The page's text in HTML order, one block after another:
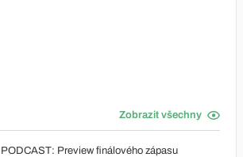
Zobrazit všechny
PODCAST: Preview finálového zápasu